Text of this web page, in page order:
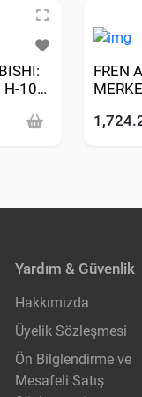
H-100
FREN
Yardım & Güvenlik
Hakkımızda
Üyelik Sözleşmesi
Ön Bilglendirme ve
Mesafeli Satış